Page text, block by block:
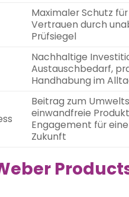
Maximaler Schutz
Vertrauen durch
Prüfsiegel
Nachhaltige
Austauschbedarf,
Handhabung im
Beitrag zum
einwandfreie
Engagement für
Zukunft